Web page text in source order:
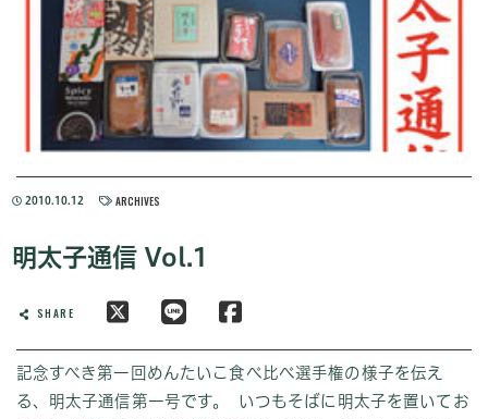
2010.10.12 ARCHIVES
明太子通信 Vol.1
SHARE
記念すべき第一回めんたいこ食べ比べ選手権の様子を伝え
る、明太子通信第一号です。
いつもそばに明太子を置いてお